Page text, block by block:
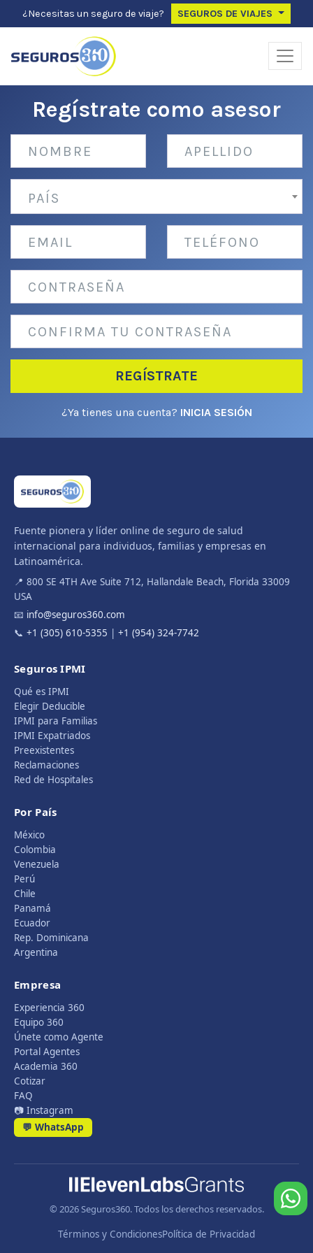
¿Necesitas un seguro de viaje? SEGUROS DE VIAJES
Regístrate como asesor
PAÍS
REGÍSTRATE
¿Ya tienes una cuenta? INICIA SESIÓN
Fuente pionera y líder online de seguro de salud
internacional para individuos, familias y empresas en
Latinoamérica.
📍 800 SE 4TH Ave Suite 712, Hallandale Beach, Florida 33009
USA
📧 info@seguros360.com
📞 +1 (305) 610-5355 | +1 (954) 324-7742
Seguros IPMI
Qué es IPMI
Elegir Deducible
IPMI para Familias
IPMI Expatriados
Preexistentes
Reclamaciones
Red de Hospitales
Por País
México
Colombia
Venezuela
Perú
Chile
Panamá
Ecuador
Rep. Dominicana
Argentina
Empresa
Experiencia 360
Equipo 360
Únete como Agente
Portal Agentes
Academia 360
Cotizar
FAQ
📷 Instagram
💬 WhatsApp
© 2026 Seguros360. Todos los derechos reservados.
Términos y CondicionesPolítica de Privacidad